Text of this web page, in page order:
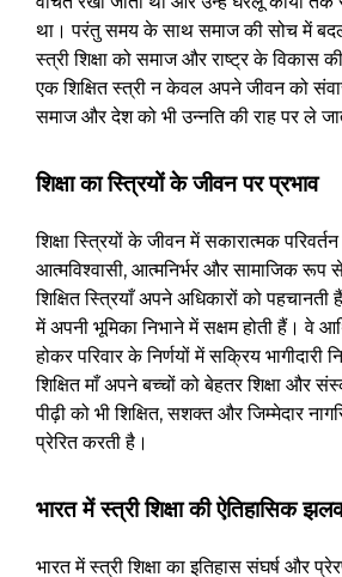
था। परंतु समय के साथ समाज की सोच में
स्त्री शिक्षा को समाज और राष्ट्र के विकास
एक शिक्षित स्त्री न केवल अपने जीवन को
समाज और देश को भी उन्नति की राह पर ले
शिक्षा का स्त्रियों के जीवन पर प्रभाव
शिक्षा स्त्रियों के जीवन में सकारात्मक
आत्मविश्वासी, आत्मनिर्भर और सामाजिक रूप
शिक्षित स्त्रियाँ अपने अधिकारों को
में अपनी भूमिका निभाने में सक्षम होती हैं। वे
होकर परिवार के निर्णयों में सक्रिय भागीदारी
शिक्षित माँ अपने बच्चों को बेहतर शिक्षा और
पीढ़ी को भी शिक्षित, सशक्त और जिम्मेदार
प्रेरित करती है।
भारत में स्त्री शिक्षा की ऐतिहासिक
भारत में स्त्री शिक्षा का इतिहास संघर्ष और